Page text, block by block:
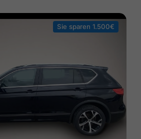
Sie sparen 1.500€